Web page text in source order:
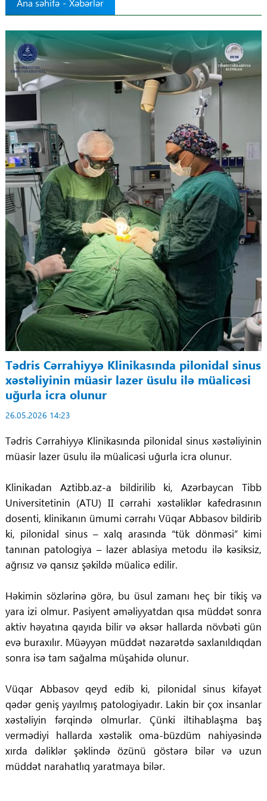
Ana səhifə - Xəbərlər
Tədris Cərrahiyyə Klinikasında pilonidal sinus
xəstəliyinin müasir lazer üsulu ilə müalicəsi
uğurla icra olunur
26.05.2026 14:23
Tədris Cərrahiyyə Klinikasında pilonidal sinus xəstəliyinin
müasir lazer üsulu ilə müalicəsi uğurla icra olunur.
Klinikadan Aztibb.az-a bildirilib ki, Azərbaycan Tibb
Universitetinin (ATU) II cərrahi xəstəliklər kafedrasının
dosenti, klinikanın ümumi cərrahı Vüqar Abbasov bildirib
ki, pilonidal sinus – xalq arasında “tük dönməsi” kimi
tanınan patologiya – lazer ablasiya metodu ilə kəsiksiz,
ağrısız və qansız şəkildə müalicə edilir.
Həkimin sözlərinə görə, bu üsul zamanı heç bir tikiş və
yara izi olmur. Pasiyent əməliyyatdan qısa müddət sonra
aktiv həyatına qayıda bilir və əksər hallarda növbəti gün
evə buraxılır. Müəyyən müddət nəzarətdə saxlanıldıqdan
sonra isə tam sağalma müşahidə olunur.
Vüqar Abbasov qeyd edib ki, pilonidal sinus kifayət
qədər geniş yayılmış patologiyadır. Lakin bir çox insanlar
xəstəliyin fərqində olmurlar. Çünki iltihablaşma baş
vermədiyi hallarda xəstəlik oma-büzdüm nahiyəsində
xırda dəliklər şəklində özünü göstərə bilər və uzun
müddət narahatlıq yaratmaya bilər.
Regionlar
Elanlar
Gündəm
Tibbi maarifləndirmə
Mühüm hadisələr
COVID-19
ÜST